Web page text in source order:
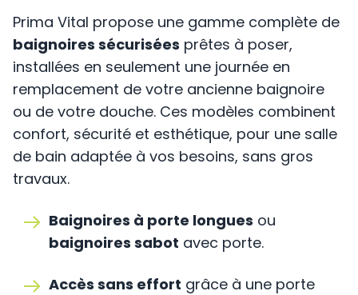
Prima Vital propose une gamme complète de
baignoires sécurisées prêtes à poser,
installées en seulement une journée en
remplacement de votre ancienne baignoire
ou de votre douche. Ces modèles combinent
confort, sécurité et esthétique, pour une salle
de bain adaptée à vos besoins, sans gros
travaux.
Baignoires à porte longues ou
baignoires sabot avec porte.
Accès sans effort grâce à une porte